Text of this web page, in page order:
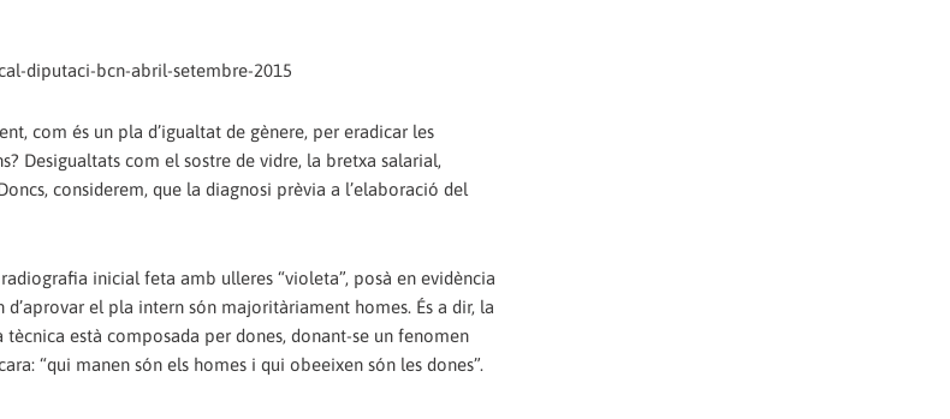
diputaci-bcn-abril-setembre-2015
com és un pla d’igualtat de gènere, per eradicar les
Desigualtats com el sostre de vidre, la bretxa salarial,
considerem, que la diagnosi prèvia a l’elaboració del
inicial feta amb ulleres “violeta”, posà en evidència
el pla intern són majoritàriament homes. És a dir, la
està composada per dones, donant-se un fenomen
“qui manen són els homes i qui obeeixen són les dones”.